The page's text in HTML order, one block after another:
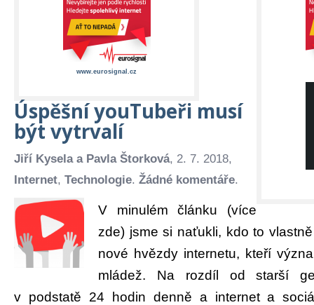
www.eurosignal.cz
Úspěšní youTubeři musí
být vytrvalí
Jiří Kysela a Pavla Štorková, 2. 7. 2018,
Internet, Technologie. Žádné komentáře.
V minulém článku (více
zde) jsme si naťukli, kdo to
nové hvězdy internetu, kteří
mládež. Na rozdíl od starší
v podstatě 24 hodin denně a internet a